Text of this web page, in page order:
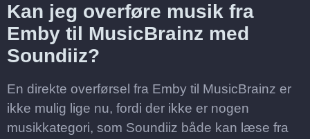
Kan jeg overføre musik fra
Emby til MusicBrainz med
Soundiiz?
En direkte overførsel fra Emby til MusicBrainz er
ikke mulig lige nu, fordi der ikke er nogen
musikkategori, som Soundiiz både kan læse fra